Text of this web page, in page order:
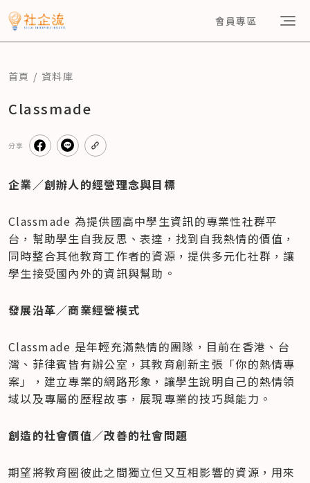
會員專區
首頁 資料庫
Classmade
分享
企業／創辦人的經營理念與目標
Classmade 為提供國高中學生資訊的專業性社群平
台，幫助學生自我反思、表達，找到自我熱情的價值，
同時整合其他教育工作者的資源，提供多元化社群，讓
學生接受國內外的資訊與幫助。
發展沿革／商業經營模式
Classmade 是年輕充滿熱情的團隊，目前在香港、台
灣、菲律賓皆有辦公室，其教育創新主張「你的熱情專
案」，建立專業的網路形象，讓學生說明自己的熱情領
域以及專屬的歷程故事，展現專業的技巧與能力。
創造的社會價值／改善的社會問題
期望將教育圈彼此之間獨立但又互相影響的資源，用來